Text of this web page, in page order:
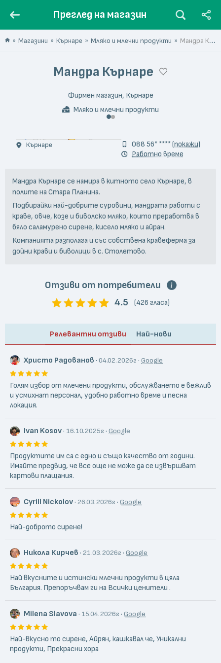
Преглед на магазин
Магазини Кърнаре Мляко и млечни продукти Мандра Кърнаре
Мандра Кърнаре
Фирмен магазин, Кърнаре
Мляко и млечни продукти
Кърнаре 088 56* ****(покажи)
Работно време
Мандра Кърнаре се намира в китното село Кърнаре, в
полите на Стара Планина.
Подбирайки най-добрите суровини, мандрата работи с
краве, овче, козе и биволско мляко, които преработва в
бяло саламурено сирене, кисело мляко и айран.
Компанията разполага и със собствена кравеферма за
дойни крави и биволици в с. Столетово.
Отзиви от потребители
4.5
(426 гласа)
Релевантни отзиви Най-нови
Христо Радованов · 04.02.2026г · Google
Голям избор от млечени продукти, обслужването е вежлив
и усмихнат персонал, удобно работно време и песна
локация.
Ivan Kosov· 16.10.2025г · Google
Продуктите им са с едно и също качество от години.
Имайте предвид, че все още не може да се извършват
картови плащания.
Cyrill Nickolov· 26.03.2026г · Google
Най-доброто сирене!
Никола Кирчев · 21.03.2026г · Google
Най вкусните и истински млечни продукти в цяла
България. Препоръчвам ги на Всички ценители .
Milena Slavova · 15.04.2026г · Google
Най-вкусно то сирене, Айрян, кашкавал че, Уникални
продукти, Прекрасни хора